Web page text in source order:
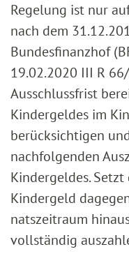
Regelung ist nur
nach dem
Bundesfinanzhof
19.02.2020 III R
Ausschlussfrist
Kindergeldes im
berücksichtigen
nachfolgenden
Kindergeldes.
Kindergeld
natszeitraum
vollständig